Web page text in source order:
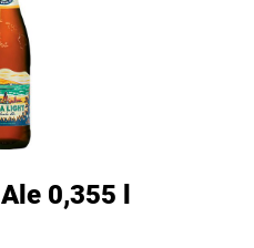
0,355 l